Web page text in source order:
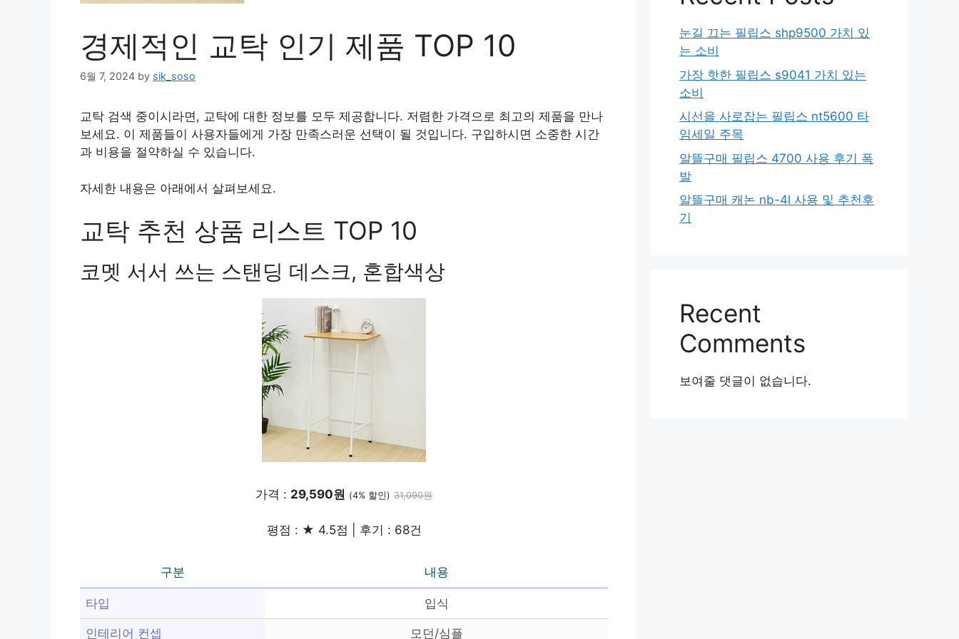
경제적인 교탁 인기 제품 TOP 10
6월 7, 2024 by sik_soso
교탁 검색 중이시라면, 교탁에 대한 정보를 모두 제공합니다. 저렴한 가격으로 최고의 제품을 만나
보세요. 이 제품들이 사용자들에게 가장 만족스러운 선택이 될 것입니다. 구입하시면 소중한 시간
과 비용을 절약하실 수 있습니다.
자세한 내용은 아래에서 살펴보세요.
교탁 추천 상품 리스트 TOP 10
코멧 서서 쓰는 스탠딩 데스크, 혼합색상
가격 : 29,590원 (4% 할인) 31,090원
평점 : ★ 4.5점 | 후기 : 68건
구분 내용
타입 입식
인테리어 컨셉 모던/심플
눈길 끄는 필립스 shp9500 가치 있
는 소비
가장 핫한 필립스 s9041 가치 있는
소비
시선을 사로잡는 필립스 nt5600 타
임세일 주목
알뜰구매 필립스 4700 사용 후기 폭
발
알뜰구매 캐논 nb-4l 사용 및 추천후
기
Recent
Comments
보여줄 댓글이 없습니다.